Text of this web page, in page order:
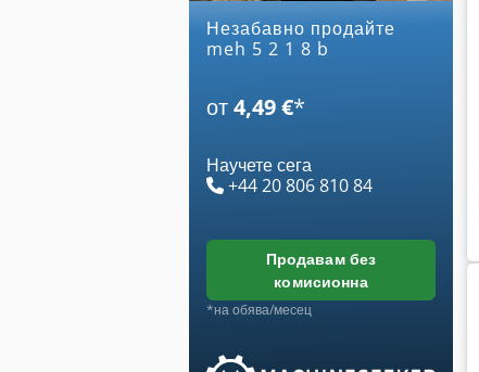
Незабавно продайте
meh 5 2 1 8 b
от4,49 €*
Научете сега
+44 20 806 810 84
продавам без
комисионна
*на обява/месец